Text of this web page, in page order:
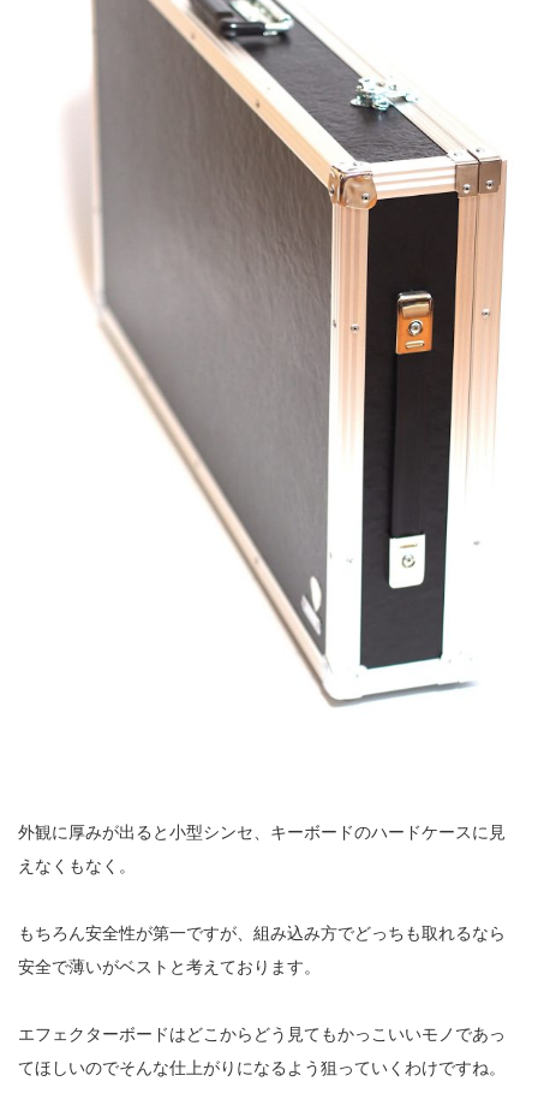
外観に厚みが出ると小型シンセ、キーボードのハードケースに見
えなくもなく。
もちろん安全性が第一ですが、組み込み方でどっちも取れるなら
安全で薄いがベストと考えております。
エフェクターボードはどこからどう見てもかっこいいモノであっ
てほしいのでそんな仕上がりになるよう狙っていくわけですね。